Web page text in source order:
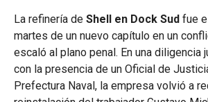
La refinería de Shell en Dock Sud fue
martes de un nuevo capítulo en un
escaló al plano penal. En una diligencia
con la presencia de un Oficial de
Prefectura Naval, la empresa volvió a